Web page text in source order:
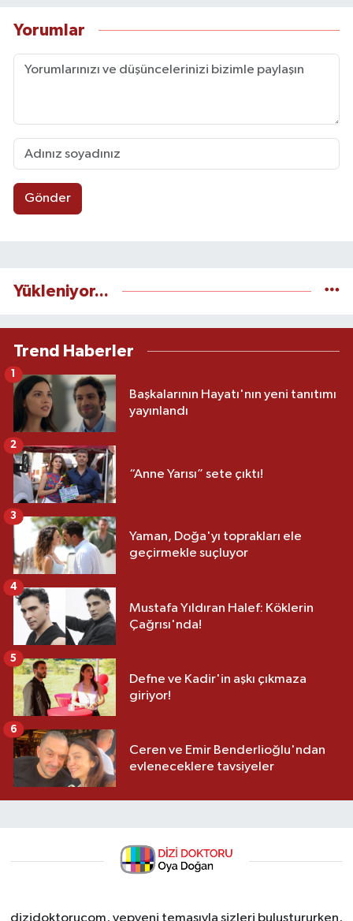
Yorumlar
Gönder
Yükleniyor...
Trend Haberler
Başkalarının Hayatı'nın yeni tanıtımı
yayınlandı
1
“Anne Yarısı” sete çıktı!
2
Yaman, Doğa'yı toprakları ele
geçirmekle suçluyor
3
Mustafa Yıldıran Halef: Köklerin
Çağrısı'nda!
4
Defne ve Kadir'in aşkı çıkmaza
giriyor!
5
Ceren ve Emir Benderlioğlu'ndan
evleneceklere tavsiyeler
6
dizidoktorucom, yepyeni temasıyla sizleri buluştururken,